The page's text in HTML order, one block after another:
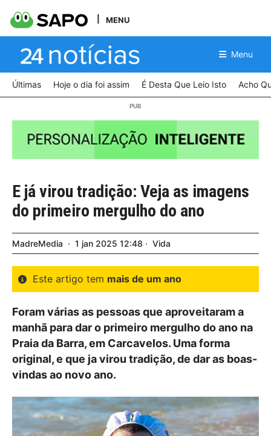
MENU
Menu
Últimas Hoje o dia foi assim É Desta Que Leio Isto Acho
E já virou tradição: Veja as imagens
do primeiro mergulho do ano
MadreMedia 1 jan 2025 12:48 Vida
Este artigo tem mais de um ano
Foram várias as pessoas que aproveitaram a
manhã para dar o primeiro mergulho do ano na
Praia da Barra, em Carcavelos. Uma forma
original, e que ja virou tradição, de dar as boas-
vindas ao novo ano.